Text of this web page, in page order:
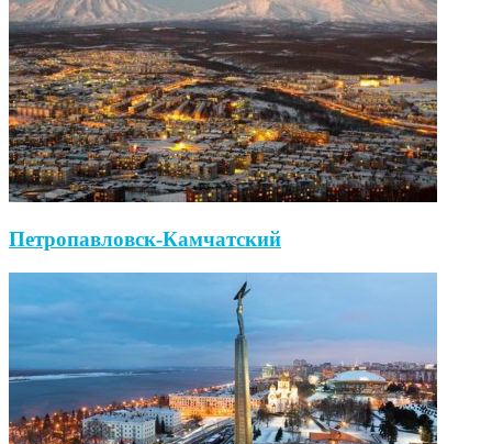
Петропавловск-Камчатский